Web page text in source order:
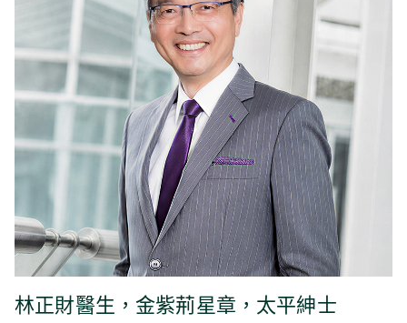
林正財醫生，金紫荊星章，太平紳士